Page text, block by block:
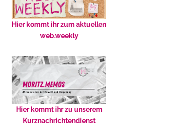
Hier kommt ihr zum aktuellen
web.weekly
Hier kommt ihr zu unserem
Kurznachrichtendienst